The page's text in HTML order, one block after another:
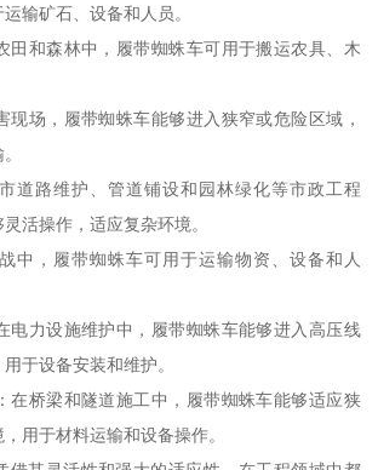
输矿石、设备和人员。
田和森林中，履带蜘蛛车可用于搬运农具、木
现场，履带蜘蛛车能够进入狭窄或危险区域，
道路维护、管道铺设和园林绿化等市政工程
活操作，适应复杂环境。
中，履带蜘蛛车可用于运输物资、设备和人
电力设施维护中，履带蜘蛛车能够进入高压线
于设备安装和维护。
在桥梁和隧道施工中，履带蜘蛛车能够适应狭
用于材料运输和设备操作。